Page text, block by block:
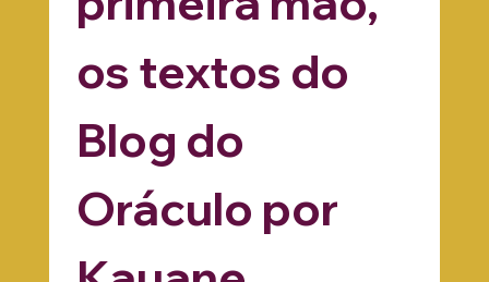
primeira mão,
os textos do
Blog do
Oráculo por